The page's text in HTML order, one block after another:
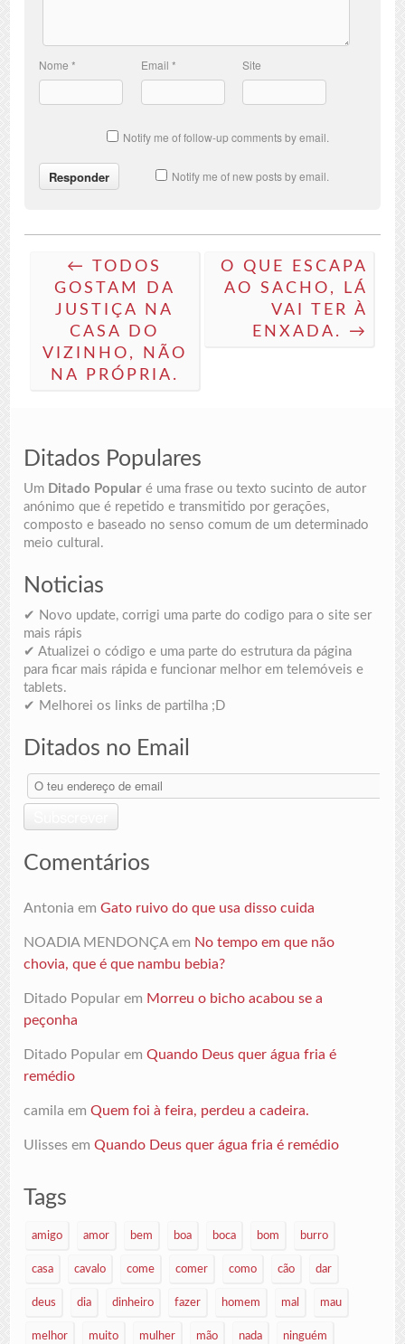
Nome* Email * Site
Notify me of follow-up comments by email.
Notify me of new posts by email.
← TODOS
GOSTAM DA
JUSTIÇA NA
CASA DO
VIZINHO, NÃO
NA PRÓPRIA.
O QUE ESCAPA
AO SACHO, LÁ
VAI TER À
ENXADA. →
Ditados Populares
Um Ditado Popular é uma frase ou texto sucinto de autor
anónimo que é repetido e transmitido por gerações,
composto e baseado no senso comum de um determinado
meio cultural.
Noticias
✔ Novo update, corrigi uma parte do codigo para o site ser
mais rápis
✔ Atualizei o código e uma parte do estrutura da página
para ficar mais rápida e funcionar melhor em telemóveis e
tablets.
✔ Melhorei os links de partilha ;D
Ditados no Email
O
teu
de
email
Comentários
Antonia emGato ruivo do que usa disso cuida
NOADIA MENDONÇAem No tempo em que não
chovia, que é que nambu bebia?
Ditado Popular em Morreu o bicho acabou se a
peçonha
Ditado Popular emQuando Deus quer água fria é
remédio
camila emQuem foi à feira, perdeu a cadeira.
Ulisses emQuando Deus quer água fria é remédio
Tags
amigo amor bem boa boca bom burro
casa cavalo come comer como cão dar
deus dia dinheiro fazer homem mal mau
melhor muito mulher mão nada ninguém